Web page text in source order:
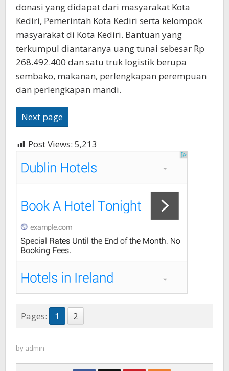
donasi yang didapat dari masyarakat Kota
Kediri, Pemerintah Kota Kediri serta kelompok
masyarakat di Kota Kediri. Bantuan yang
terkumpul diantaranya uang tunai sebesar Rp
268.492.400 dan satu truk logistik berupa
sembako, makanan, perlengkapan perempuan
dan perlengkapan mandi.
Next page
Post Views: 5,213
Pages: 1 2
by admin